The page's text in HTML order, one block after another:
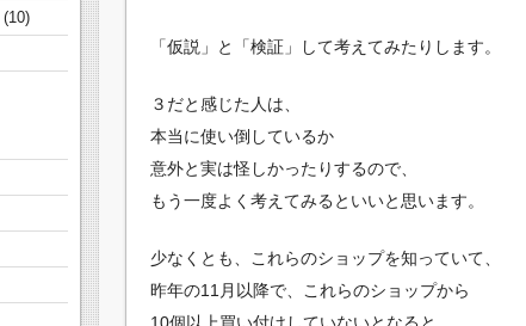
「仮説」と「検証」して考えてみたりします。
３だと感じた人は、
本当に使い倒しているか
意外と実は怪しかったりするので、
もう一度よく考えてみるといいと思います。
少なくとも、これらのショップを知っていて、
昨年の11月以降で、これらのショップから
(10)